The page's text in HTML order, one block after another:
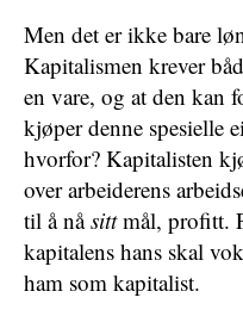
Men det er ikke bare
Kapitalismen krever
en vare, og at den kan
kjøper denne spesielle
hvorfor? Kapitalisten
over arbeiderens
til å nåsittmål, profitt.
kapitalens hans skal
ham som kapitalist.